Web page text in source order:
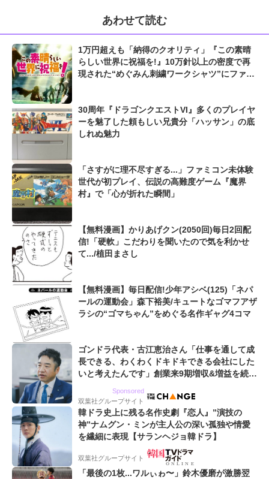
あわせて読む
1万円超えも「納得のクオリティ」『この素晴
らしい世界に祝福を!』10万針以上の密度で再
現された“めぐみん刺繍ワークシャツ”にファン
30周年『ドラゴンクエストVI』多くのプレイヤ
ーを魅了した頼もしい兄貴分「ハッサン」の底
しれぬ魅力
「さすがに理不尽すぎる...」ファミコン未体験
世代が初プレイ、伝説の高難度ゲーム『魔界
村』で「心が折れた瞬間」
【無料漫画】かりあげクン(2050回)毎日2回配
信!「硬軟」こだわりを聞いたので気を利かせ
て.../植田まさし
【無料漫画】毎日配信!少年アシベ(125)「ネパ
ールの運動会」森下裕美/キュートなゴマフアザ
ラシの“ゴマちゃん”をめぐる名作ギャグ4コマ
ゴンドラ代表・古江恵治さん「仕事を通して成
長できる、わくわくドキドキできる会社にした
いと考えたんです」創業来9期増収&増益を続け
Sponsored
双葉社グループサイト
韓ドラ史上に残る名作史劇『恋人』”演技の
神”ナムグン・ミンが主人公の深い孤独や情愛
を繊細に表現【サランヘジョ韓ドラ】
双葉社グループサイト
「最後の1枚...ワルぃゎ〜」鈴木優磨が激勝翌